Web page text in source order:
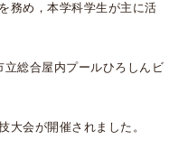
務め，本学科学生が主に活
総合屋内プールひろしんビ
大会が開催されました。